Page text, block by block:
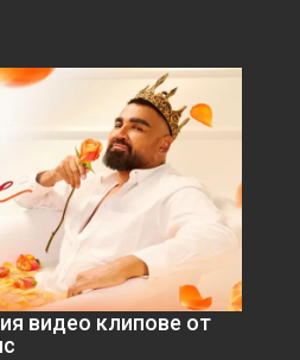
видео клипове от